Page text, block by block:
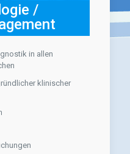
/
in allen
klinischer